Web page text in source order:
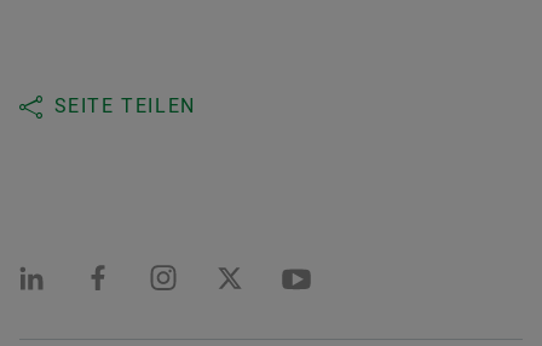
SEITE TEILEN